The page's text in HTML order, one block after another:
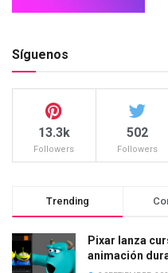
Síguenos
13.3k
Followers
502
Followers
Trending
Pixar lanza
animación